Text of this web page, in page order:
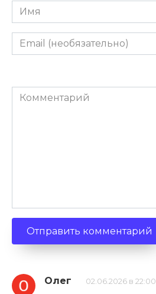
Имя
Email
(необязательно)
Комментарий
Олег 02.06.2026 в 22:00